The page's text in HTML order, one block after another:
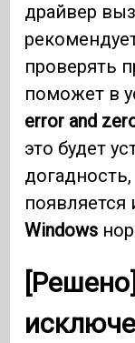
драйвер
проверять
поможет в
error and
это будет
Windows